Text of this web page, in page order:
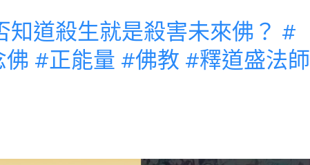
知道殺生就是殺害未來佛？ #
#正能量 #佛教 #釋道盛法師